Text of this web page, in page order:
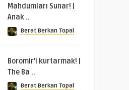
Mahdumları Sunar! |
Anak ..
Berat Berkan Topal
Boromir’i kurtarmak! |
The Ba ..
Berat Berkan Topal